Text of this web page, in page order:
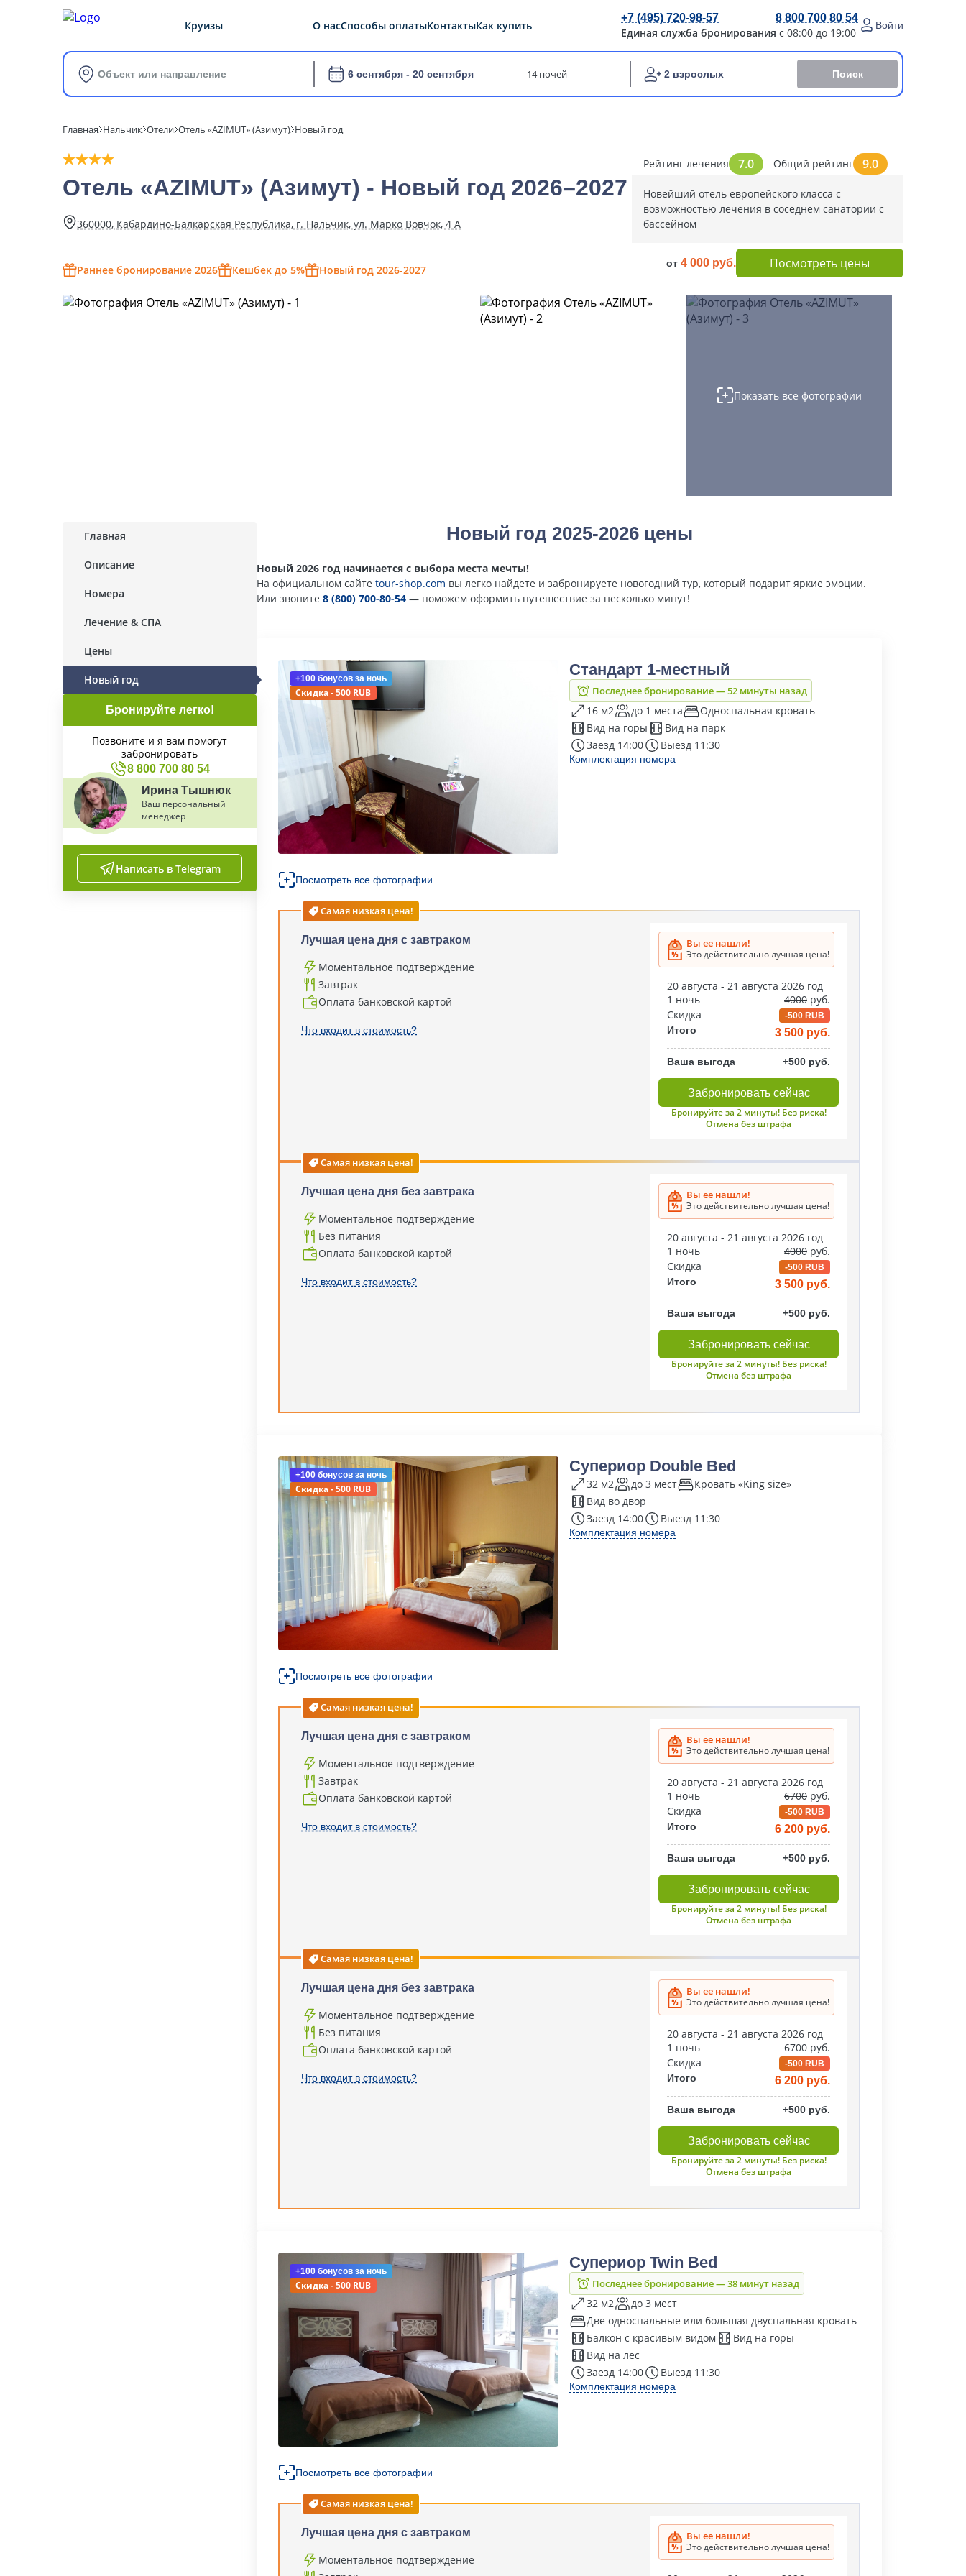
Круизы О насСпособы оплатыКонтактыКак купить
+7 (495) 720-98-57 8 800 700 80 54
Единая служба бронирования с 08:00 до 19:00
Войти
Объект или направление 6 сентября - 20 сентября 14 ночей 2 взрослых Поиск
Главная Нальчик Отели Отель «AZIMUT» (Азимут) Новый год
Отель «AZIMUT» (Азимут) - Новый год 2026–2027
360000, Кабардино-Балкарская Республика, г. Нальчик, ул. Марко Вовчок, 4 А
Раннее бронирование 2026 Кешбек до 5% Новый год 2026-2027
Рейтинг лечения 7.0 Общий рейтинг 9.0
Новейший отель европейского класса с
возможностью лечения в соседнем санатории с
баccейном
от 4 000 руб. Посмотреть цены
Показать все фотографии
Главная
Описание
Номера
Лечение & СПА
Цены
Новый год
Бронируйте легко!
Позвоните и я вам помогут
забронировать
8 800 700 80 54
Ирина Тышнюк
Ваш персональный
менеджер
Написать в Telegram
Новый год 2025-2026 цены
Новый 2026 год начинается с выбора места мечты!
На официальном сайте tour-shop.com вы легко найдете и забронируете новогодний тур, который подарит яркие эмоции.
Или звоните 8 (800) 700-80-54 — поможем оформить путешествие за несколько минут!
+100 бонусов за ночь
Скидка - 500 RUB
Посмотреть все фотографии
Стандарт 1-местный
Последнее бронирование — 52 минуты назад
16 м2 до 1 места
Односпальная кровать
Вид на горы
Вид на парк
Заезд 14:00
Выезд 11:30
Комплектация номера
Самая низкая цена!
Лучшая цена дня с завтраком
Моментальное подтверждение
Завтрак
Оплата банковской картой
Что входит в стоимость?
Вы ее нашли!
Это действительно лучшая цена!
20 августа - 21 августа 2026 год
1 ночь
4000 руб.
Скидка
-500 RUB
Итого 3 500 руб.
Ваша выгода +500 руб.
Забронировать сейчас
Бронируйте за 2 минуты! Без риска!
Отмена без штрафа
Самая низкая цена!
Лучшая цена дня без завтрака
Моментальное подтверждение
Без питания
Оплата банковской картой
Что входит в стоимость?
Вы ее нашли!
Это действительно лучшая цена!
20 августа - 21 августа 2026 год
1 ночь
4000 руб.
Скидка
-500 RUB
Итого 3 500 руб.
Ваша выгода +500 руб.
Забронировать сейчас
Бронируйте за 2 минуты! Без риска!
Отмена без штрафа
+100 бонусов за ночь
Скидка - 500 RUB
Посмотреть все фотографии
Супериор Double Bed
32 м2 до 3 мест
Кровать «King size»
Вид во двор
Заезд 14:00
Выезд 11:30
Комплектация номера
Самая низкая цена!
Лучшая цена дня с завтраком
Моментальное подтверждение
Завтрак
Оплата банковской картой
Что входит в стоимость?
Вы ее нашли!
Это действительно лучшая цена!
20 августа - 21 августа 2026 год
1 ночь
6700 руб.
Скидка
-500 RUB
Итого 6 200 руб.
Ваша выгода +500 руб.
Забронировать сейчас
Бронируйте за 2 минуты! Без риска!
Отмена без штрафа
Самая низкая цена!
Лучшая цена дня без завтрака
Моментальное подтверждение
Без питания
Оплата банковской картой
Что входит в стоимость?
Вы ее нашли!
Это действительно лучшая цена!
20 августа - 21 августа 2026 год
1 ночь
6700 руб.
Скидка
-500 RUB
Итого 6 200 руб.
Ваша выгода +500 руб.
Забронировать сейчас
Бронируйте за 2 минуты! Без риска!
Отмена без штрафа
+100 бонусов за ночь
Скидка - 500 RUB
Посмотреть все фотографии
Супериор Twin Bed
Последнее бронирование — 38 минут назад
32 м2
до 3 мест
Две односпальные или большая двуспальная кровать
Балкон с красивым видом
Вид на горы
Вид на лес
Заезд 14:00
Выезд 11:30
Комплектация номера
Самая низкая цена!
Лучшая цена дня с завтраком
Моментальное подтверждение
Вы ее нашли!
Это действительно лучшая цена!